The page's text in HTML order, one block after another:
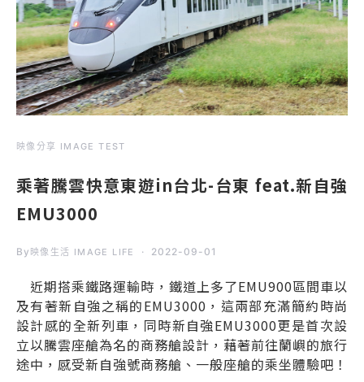
映像分享 IMAGE TEST
乘著騰雲快意東遊in台北-台東 feat.新自強
EMU3000
By 映像生活 IMAGE LIFE 2022-09-01
近期搭乘鐵路運輸時，鐵道上多了EMU900區間車以
及有著新自強之稱的EMU3000，這兩部充滿簡約時尚
設計感的全新列車，同時新自強EMU3000更是首次設
立以騰雲座艙為名的商務艙設計，藉著前往蘭嶼的旅行
途中，感受新自強號商務艙、一般座艙的乘坐體驗吧！